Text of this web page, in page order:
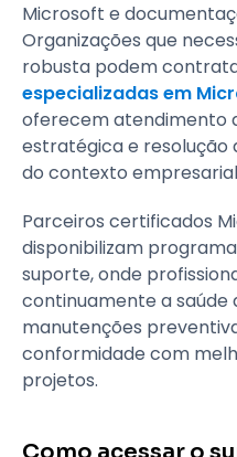
Microsoft e
Organizações que
robusta podem
especializadas em
oferecem atendimento
estratégica e
do contexto
Parceiros certificados
disponibilizam
suporte, onde
continuamente a saúde
manutenções
conformidade com
projetos.